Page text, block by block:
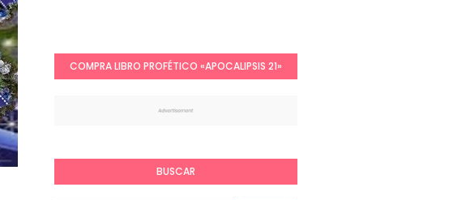
COMPRA LIBRO PROFÉTICO «APOCALIPSIS 21»
BUSCAR